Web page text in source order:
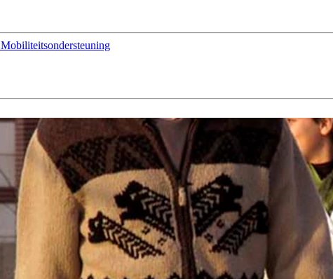
Mobiliteitsondersteuning